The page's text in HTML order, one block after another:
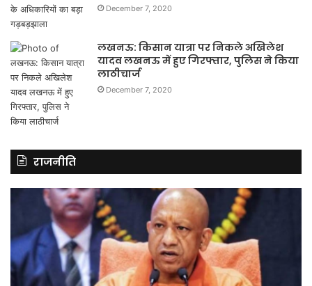
December 7, 2020
लखनऊ: किसान यात्रा पर निकले अखिलेश
यादव लखनऊ में हुए गिरफ्तार, पुलिस ने किया
लाठीचार्ज
December 7, 2020
राजनीति